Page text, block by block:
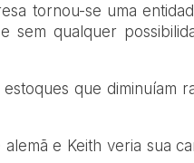
tornou-se uma
sem qualquer
estoques que diminuíam
e Keith veria sua